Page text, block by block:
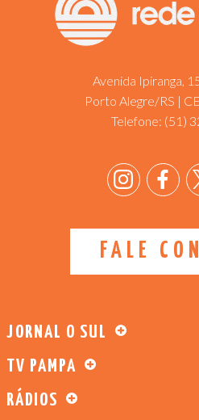
Avenida Ipiranga,
Porto Alegre/RS |
Telefone: (51)
FALE
JORNAL O SUL
TV PAMPA
RÁDIOS